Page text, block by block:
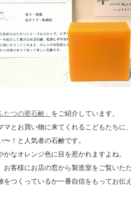
たつの蜜石鹸」 をご紹介しています。
マとお買い物に来てくれるこどもたちに、
〜！と人気者の石鹸です。
かなオレンジ色に目を惹かれますよね。
お客様にお店の窓から製造室をご覧いただ
をつくっているか一番自信をもってお伝